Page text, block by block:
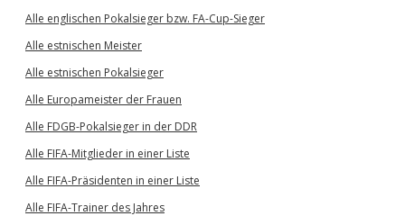
Alle englischen Pokalsieger bzw. FA-Cup-Sieger
Alle estnischen Meister
Alle estnischen Pokalsieger
Alle Europameister der Frauen
Alle FDGB-Pokalsieger in der DDR
Alle FIFA-Mitglieder in einer Liste
Alle FIFA-Präsidenten in einer Liste
Alle FIFA-Trainer des Jahres